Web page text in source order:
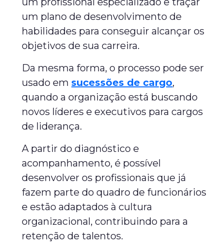
um plano de desenvolvimento de
habilidades para conseguir alcançar os
objetivos de sua carreira.
Da mesma forma, o processo pode ser
usado em sucessões de cargo,
quando a organização está buscando
novos líderes e executivos para cargos
de liderança.
A partir do diagnóstico e
acompanhamento, é possível
desenvolver os profissionais que já
fazem parte do quadro de funcionários
e estão adaptados à cultura
organizacional, contribuindo para a
retenção de talentos.